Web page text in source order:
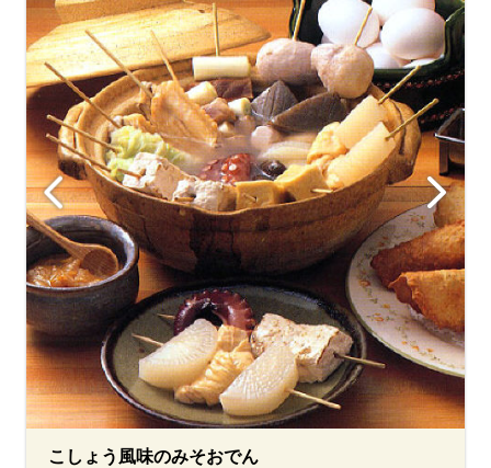
こしょう風味のみそおでん